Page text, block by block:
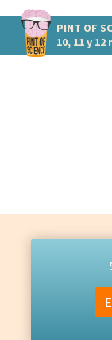
PINT OF
10, 11 y 12